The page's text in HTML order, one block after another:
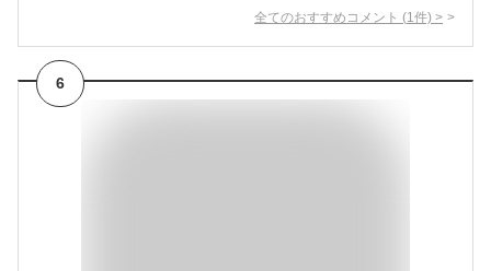
全てのおすすめコメント (1 件) >
6